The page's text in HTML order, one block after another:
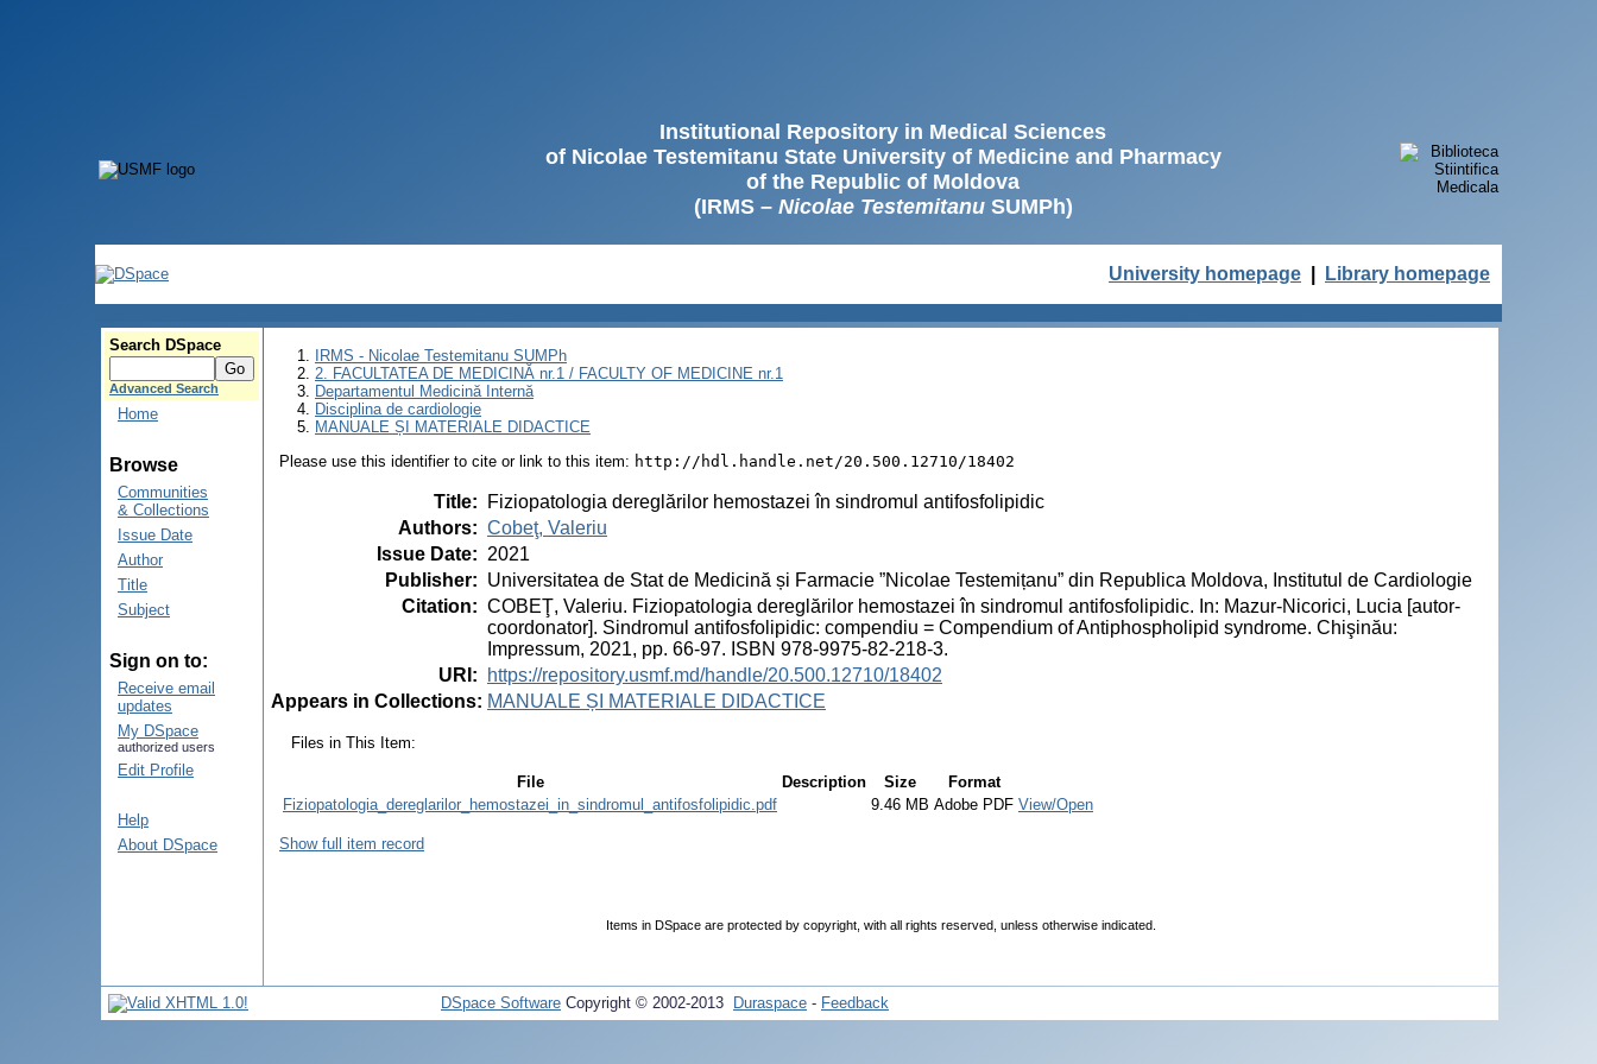
Institutional Repository in Medical Sciences
of Nicolae Testemitanu State University of Medicine and Pharmacy
of the Republic of Moldova
(IRMS – Nicolae TestemitanuSUMPh)
University homepage Library homepage
Search DSpace
Advanced Search
Home
Browse
Communities
& Collections
Issue Date
Author
Title
Subject
Sign on to:
Receive email
updates
My DSpace
authorized users
Edit Profile
Help
About DSpace
IRMS - Nicolae Testemitanu SUMPh
2. FACULTATEA DE MEDICINĂ nr.1 / FACULTY OF MEDICINE nr.1
Departamentul Medicină Internă
Disciplina de cardiologie
MANUALE ȘI MATERIALE DIDACTICE
Please use this identifier to cite or link to this item: http://hdl.handle.net/20.500.12710/18402
Title:
Fiziopatologia dereglărilor hemostazei în sindromul antifosfolipidic
Authors: Cobeţ, Valeriu
Issue Date: 2021
Publisher: Universitatea de Stat de Medicină și Farmacie ”Nicolae Testemițanu” din Republica Moldova, Institutul de Cardiologie
Citation: COBEŢ, Valeriu. Fiziopatologia dereglărilor hemostazei în sindromul antifosfolipidic. In: Mazur-Nicorici, Lucia [autor-
coordonator]. Sindromul antifosfolipidic: compendiu = Compendium of Antiphospholipid syndrome. Chişinău:
Impressum, 2021, pp. 66-97. ISBN 978-9975-82-218-3.
URI :
https://repository.usmf.md/handle/20.500.12710/18402
Appears in Collections: MANUALE ȘI MATERIALE DIDACTICE
Files in This Item:
File Description Size
Format
Fiziopatologia_dereglarilor_hemostazei_in_sindromul_antifosfolipidic.pdf
9.46 MB Adobe PDF View/Open
Show full item record
Items in DSpace are protected by copyright, with all rights reserved, unless otherwise indicated.
DSpace Software Copyright © 2002-2013 Duraspace - Feedback